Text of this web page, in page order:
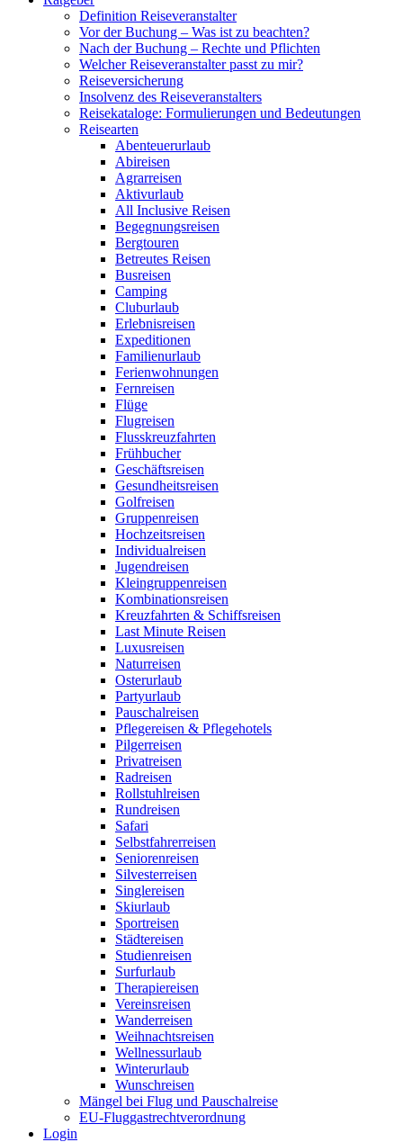
Definition Reiseveranstalter
Vor der Buchung – Was ist zu beachten?
Nach der Buchung – Rechte und Pflichten
Welcher Reiseveranstalter passt zu mir?
Reiseversicherung
Insolvenz des Reiseveranstalters
Reisekataloge: Formulierungen und Bedeutungen
Reisearten
Abenteuerurlaub
Abireisen
Agrarreisen
Aktivurlaub
All Inclusive Reisen
Begegnungsreisen
Bergtouren
Betreutes Reisen
Busreisen
Camping
Cluburlaub
Erlebnisreisen
Expeditionen
Familienurlaub
Ferienwohnungen
Fernreisen
Flüge
Flugreisen
Flusskreuzfahrten
Frühbucher
Geschäftsreisen
Gesundheitsreisen
Golfreisen
Gruppenreisen
Hochzeitsreisen
Individualreisen
Jugendreisen
Kleingruppenreisen
Kombinationsreisen
Kreuzfahrten & Schiffsreisen
Last Minute Reisen
Luxusreisen
Naturreisen
Osterurlaub
Partyurlaub
Pauschalreisen
Pflegereisen & Pflegehotels
Pilgerreisen
Privatreisen
Radreisen
Rollstuhlreisen
Rundreisen
Safari
Selbstfahrerreisen
Seniorenreisen
Silvesterreisen
Singlereisen
Skiurlaub
Sportreisen
Städtereisen
Studienreisen
Surfurlaub
Therapiereisen
Vereinsreisen
Wanderreisen
Weihnachtsreisen
Wellnessurlaub
Winterurlaub
Wunschreisen
Mängel bei Flug und Pauschalreise
EU-Fluggastrechtverordnung
Login